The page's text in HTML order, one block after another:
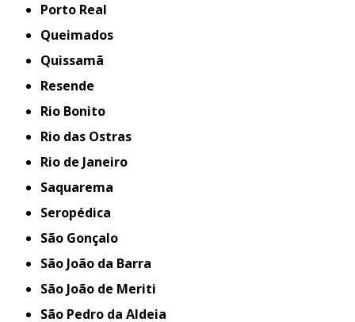
Porto Real
Queimados
Quissamã
Resende
Rio Bonito
Rio das Ostras
Rio de Janeiro
Saquarema
Seropédica
São Gonçalo
São João da Barra
São João de Meriti
São Pedro da Aldeia